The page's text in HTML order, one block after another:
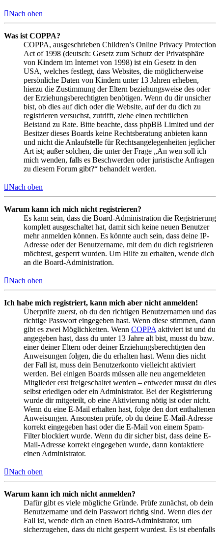
Nach oben
Was ist COPPA?
COPPA, ausgeschrieben Children’s Online Privacy Protection
Act of 1998 (deutsch: Gesetz zum Schutz der Privatsphäre
von Kindern im Internet von 1998) ist ein Gesetz in den
USA, welches festlegt, dass Websites, die möglicherweise
persönliche Daten von Kindern unter 13 Jahren erheben,
hierzu die Zustimmung der Eltern beziehungsweise des oder
der Erziehungsberechtigten benötigen. Wenn du dir unsicher
bist, ob dies auf dich oder die Website, auf der du dich zu
registrieren versuchst, zutrifft, ziehe einen rechtlichen
Beistand zu Rate. Bitte beachte, dass phpBB Limited und der
Besitzer dieses Boards keine Rechtsberatung anbieten kann
und nicht die Anlaufstelle für Rechtsangelegenheiten jeglicher
Art ist; außer solchen, die unter der Frage „An wen soll ich
mich wenden, falls es Beschwerden oder juristische Anfragen
zu diesem Forum gibt?“ behandelt werden.
Nach oben
Warum kann ich mich nicht registrieren?
Es kann sein, dass die Board-Administration die Registrierung
komplett ausgeschaltet hat, damit sich keine neuen Benutzer
mehr anmelden können. Es könnte auch sein, dass deine IP-
Adresse oder der Benutzername, mit dem du dich registrieren
möchtest, gesperrt wurden. Um Hilfe zu erhalten, wende dich
an die Board-Administration.
Nach oben
Ich habe mich registriert, kann mich aber nicht anmelden!
Überprüfe zuerst, ob du den richtigen Benutzernamen und das
richtige Passwort eingegeben hast. Wenn diese stimmen, dann
gibt es zwei Möglichkeiten. Wenn COPPA aktiviert ist und du
angegeben hast, dass du unter 13 Jahre alt bist, musst du bzw.
einer deiner Eltern oder deiner Erziehungsberechtigten den
Anweisungen folgen, die du erhalten hast. Wenn dies nicht
der Fall ist, muss dein Benutzerkonto vielleicht aktiviert
werden. Bei einigen Boards müssen alle neu angemeldeten
Mitglieder erst freigeschaltet werden – entweder musst du dies
selbst erledigen oder ein Administrator. Bei der Registrierung
wurde dir mitgeteilt, ob eine Aktivierung nötig ist oder nicht.
Wenn du eine E-Mail erhalten hast, folge den dort enthaltenen
Anweisungen. Ansonsten prüfe, ob du deine E-Mail-Adresse
korrekt eingegeben hast oder die E-Mail von einem Spam-
Filter blockiert wurde. Wenn du dir sicher bist, dass deine E-
Mail-Adresse korrekt eingegeben wurde, dann kontaktiere
einen Administrator.
Nach oben
Warum kann ich mich nicht anmelden?
Dafür gibt es viele mögliche Gründe. Prüfe zunächst, ob dein
Benutzername und dein Passwort richtig sind. Wenn dies der
Fall ist, wende dich an einen Board-Administrator, um
sicherzugehen, dass du nicht gesperrt wurdest. Es ist ebenfalls